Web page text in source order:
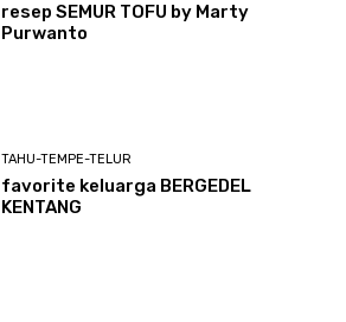
resep SEMUR TOFU by Marty
Purwanto
TAHU-TEMPE-TELUR
favorite keluarga BERGEDEL
KENTANG